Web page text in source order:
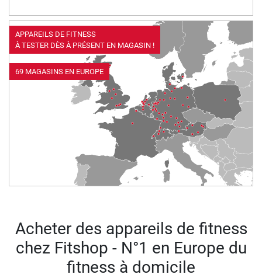
APPAREILS DE FITNESS
À TESTER DÈS À PRÉSENT EN MAGASIN !
69 MAGASINS EN EUROPE
Acheter des appareils de fitness
chez Fitshop - N°1 en Europe du
fitness à domicile